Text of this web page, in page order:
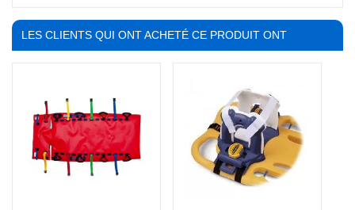
LES CLIENTS QUI ONT ACHETÉ CE PRODUIT ONT